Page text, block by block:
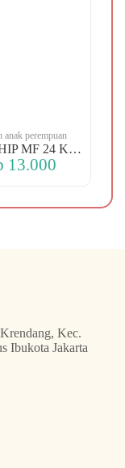
anak perempuan
MKA SHIP MF 24 KERANJANG
13.000
Kec.
Ibukota Jakarta